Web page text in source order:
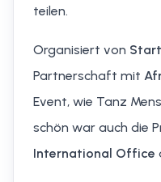
teilen.
Organisiert von
Partnerschaft mit
Event, wie Tanz
schön war auch die
International Office